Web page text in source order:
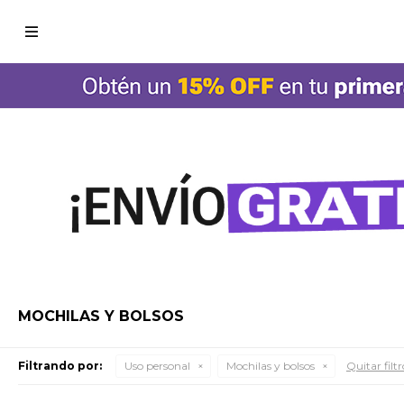

MOCHILAS Y BOLSOS
Filtrando por: Uso personal Mochilas y bolsos Quitar